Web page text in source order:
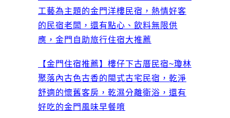
工藝為主題的金門洋樓民宿，熱情好客
的民宿老闆，還有點心、飲料無限供
應，金門自助旅行住宿大推薦
【金門住宿推薦】樓仔下古厝民宿~瓊林
聚落內古色古香的閩式古宅民宿，乾淨
舒適的懷舊客房，乾濕分離衛浴，還有
好吃的金門風味早餐唷